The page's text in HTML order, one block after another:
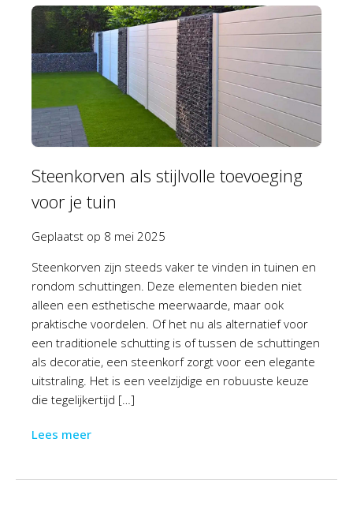
Steenkorven als stijlvolle toevoeging
voor je tuin
Geplaatst op 8 mei 2025
Steenkorven zijn steeds vaker te vinden in tuinen en
rondom schuttingen. Deze elementen bieden niet
alleen een esthetische meerwaarde, maar ook
praktische voordelen. Of het nu als alternatief voor
een traditionele schutting is of tussen de schuttingen
als decoratie, een steenkorf zorgt voor een elegante
uitstraling. Het is een veelzijdige en robuuste keuze
die tegelijkertijd […]
Lees meer